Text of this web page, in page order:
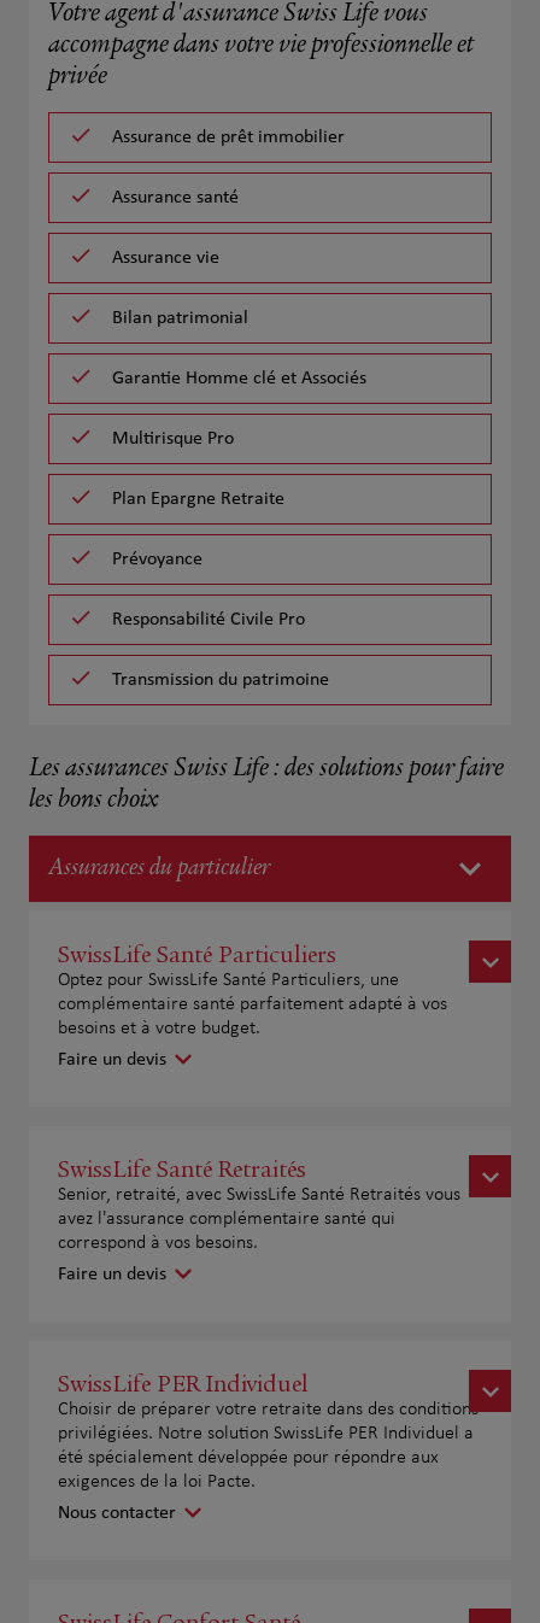
Votre agent d'assurance Swiss Life vous
accompagne dans votre vie professionnelle et
privée
Assurance de prêt immobilier
Assurance santé
Assurance vie
Bilan patrimonial
Garantie Homme clé et Associés
Multirisque Pro
Plan Epargne Retraite
Prévoyance
Responsabilité Civile Pro
Transmission du patrimoine
Les assurances Swiss Life : des solutions pour faire
les bons choix
Assurances du particulier
SwissLife Santé Particuliers
Optez pour SwissLife Santé Particuliers, une
complémentaire santé parfaitement adapté à vos
besoins et à votre budget.
Faire un devis
SwissLife Santé Retraités
Senior, retraité, avec SwissLife Santé Retraités vous
avez l'assurance complémentaire santé qui
correspond à vos besoins.
Faire un devis
SwissLife PER Individuel
Choisir de préparer votre retraite dans des conditions
privilégiées. Notre solution SwissLife PER Individuel a
été spécialement développée pour répondre aux
exigences de la loi Pacte.
Nous contacter